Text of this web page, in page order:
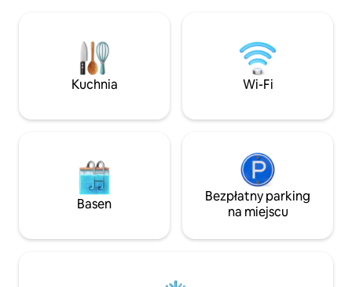
farmie owiec. Znajduje się w odległości
10 minut jazdy od Sligo Town, 3 minut od
Castledargan Hotel and Golf Course i 5
minut od Markree Castle, z łatwym
spacerów oraz światowej sławy plaż.
Kuchnia Wi-Fi
Basen
Bezpłatny parking
na miejscu